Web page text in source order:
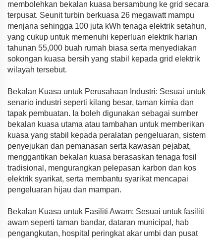
membolehkan bekalan kuasa bersambung ke grid secara
terpusat. Seunit turbin berkuasa 26 megawatt mampu
menjana sehingga 100 juta kWh tenaga elektrik setahun,
yang cukup untuk memenuhi keperluan elektrik harian
tahunan 55,000 buah rumah biasa serta menyediakan
sokongan kuasa bersih yang stabil kepada grid elektrik
wilayah tersebut.
Bekalan Kuasa untuk Perusahaan Industri: Sesuai untuk
senario industri seperti kilang besar, taman kimia dan
tapak pembuatan. Ia boleh digunakan sebagai sumber
bekalan kuasa utama atau tambahan untuk memberikan
kuasa yang stabil kepada peralatan pengeluaran, sistem
penyejukan dan pemanasan serta kawasan pejabat,
menggantikan bekalan kuasa berasaskan tenaga fosil
tradisional, mengurangkan pelepasan karbon dan kos
elektrik syarikat, serta membantu syarikat mencapai
pengeluaran hijau dan mampan.
Bekalan Kuasa untuk Fasiliti Awam: Sesuai untuk fasiliti
awam seperti taman bandar, dataran municipal, hab
pengangkutan, hospital peringkat akar umbi dan pusat